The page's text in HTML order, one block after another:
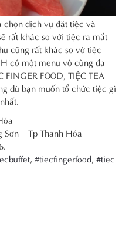
chọn dịch vụ đặt tiệc và
rất khác so với tiệc ra mắt
cũng rất khác so vớ tiệc
có một menu vô cùng đa
FINGER FOOD, TIỆC TEA
dù bạn muốn tổ chức tiệc gì
Sơn – Tp Thanh Hóa
, #tiecfingerfood, #tiec